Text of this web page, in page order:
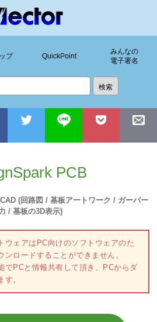
プ QuickPoint
みんなの
電子署名
PCB
(回路図 / 基板アートワーク / ガーバー
/ 基板の3D表示)
ウェアはPC向けのソフトウェアのた
ロードすることができません。
でPCと情報共有して頂き、PCからダ
。